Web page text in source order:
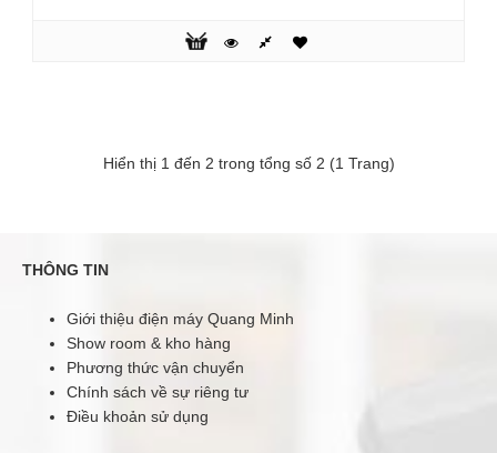
Máy chà sàn công nghiệp Pullman PMA430B
Máy chà sàn công nghiệp Pullman PMA430B (Dùng Acquy)
là một máy làm sạch nhỏ vừa được ra mắt. Máy chà sàn
PMA430B dùng bình acquy, linh động, dễ dàng với chi phí
đầu tư thấp.Máy này là một thiết bị làm sạch hoàn toàn tự
động tích hợp thu hồi nước rửa và nước thải. Với hiệu quả
Hiển thị 1 đến 2 trong tổng số 2 (1 Trang)
THÔNG TIN
Giới thiệu điện máy Quang Minh
Show room & kho hàng
Phương thức vận chuyển
Chính sách về sự riêng tư
Điều khoản sử dụng